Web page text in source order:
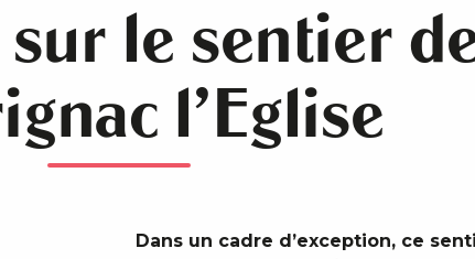
le sentier
l'Eglise
Dans un cadre d’exception, ce